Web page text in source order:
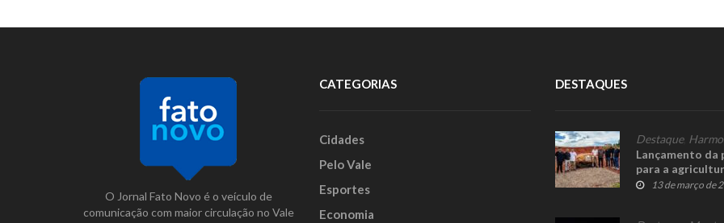
O Jornal Fato Novo é o veículo de
comunicação com maior circulação no Vale
CATEGORIAS
Cidades
Pelo Vale
Esportes
Economia
DESTAQUES
Destaque,
Lançamento da
para a
13 de março de